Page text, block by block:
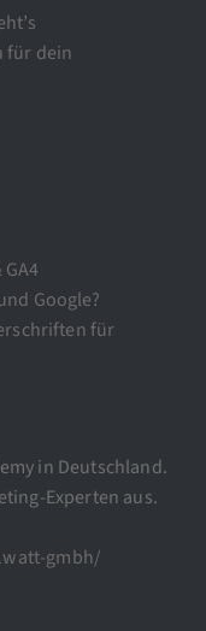
für dein
Google?
für
in Deutschland.
Experten aus.
gmbh/